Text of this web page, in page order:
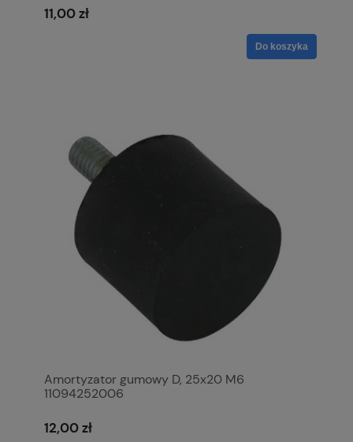
11,00 zł
Do koszyka
Amortyzator gumowy D, 25x20 M6
11094252006
12,00 zł